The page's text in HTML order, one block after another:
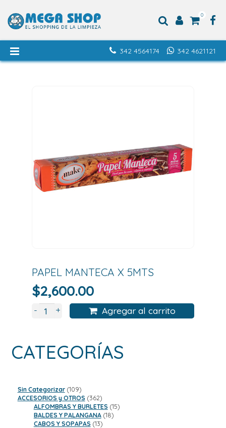
0
342 4621121
342 4564174
PAPEL MANTECA X 5MTS
$2,600.00
- + Agregar al carrito
CATEGORÍAS
Sin Categorizar 109109
productos
ACCESORIOS y OTROS 362362
productos
ALFOMBRAS Y BURLETES 1515
BALDES Y PALANGANA 1818
CABOS Y SOPAPAS 1313